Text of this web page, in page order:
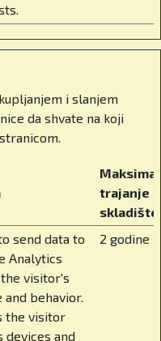
svakodnevica
o školi u kojoj
okruženje, a
razredi uključuju i
lokalnu
starijim
od mentorstva,
To
likovne
odgoj, koji
razredima, dok se
i slanjem
da shvate na koji
trajanje
send data to
Analytics
visitor's
and behavior.
the visitor
devices and
2 godine